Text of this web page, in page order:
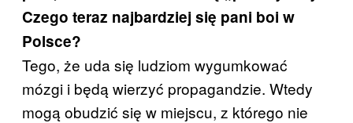
Czego teraz najbardziej się pani boi w
Polsce?
Tego, że uda się ludziom wygumkować
mózgi i będą wierzyć propagandzie. Wtedy
mogą obudzić się w miejscu, z którego nie